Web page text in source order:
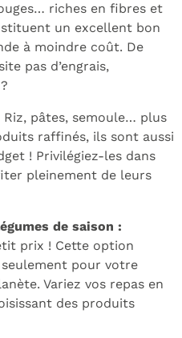
riches en fibres et
un excellent bon
à moindre coût. De
pas d’engrais,
Riz, pâtes, semoule… plus
raffinés, ils sont aussi
! Privilégiez-les dans
pleinement de leurs
de saison :
prix ! Cette option
pour votre
Variez vos repas en
des produits